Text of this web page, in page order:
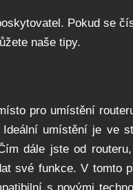
Pokud se
naše tipy.
pro umístění
umístění je ve
dále jste od
své funkce. V tomto